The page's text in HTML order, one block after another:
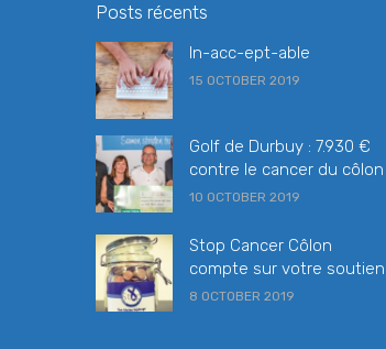
Posts récents
In-acc-ept-able
15 OCTOBER 2019
Golf de Durbuy : 7.930 €
contre le cancer du côlon
10 OCTOBER 2019
Stop Cancer Côlon
compte sur votre soutien
8 OCTOBER 2019